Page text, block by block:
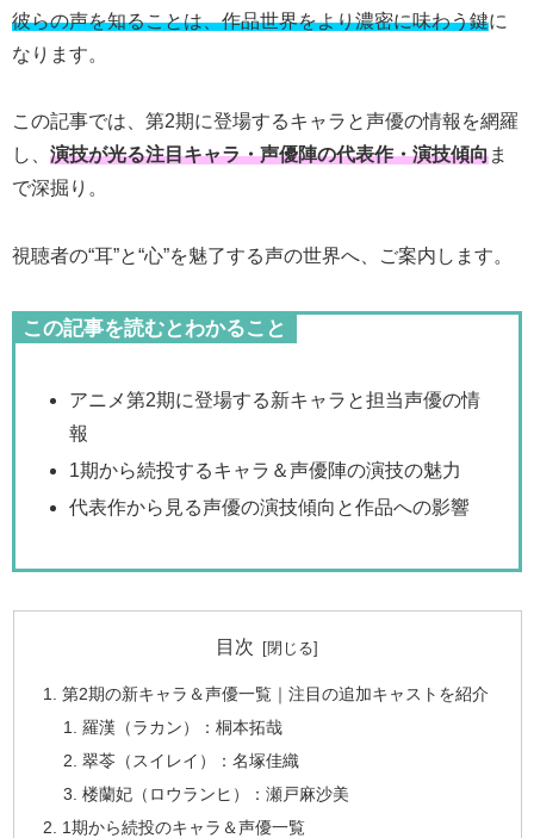
彼らの声を知ることは、作品世界をより濃密に味わう鍵に
なります。
この記事では、第2期に登場するキャラと声優の情報を網羅
し、 演技が光る注目キャラ・声優陣の代表作・演技傾向ま
で深掘り。
視聴者の“耳”と“心”を魅了する声の世界へ、ご案内します。
この記事を読むとわかること
アニメ第2期に登場する新キャラと担当声優の情
報
1期から続投するキャラ＆声優陣の演技の魅力
代表作から見る声優の演技傾向と作品への影響
目次
第2期の新キャラ＆声優一覧｜注目の追加キャストを紹介
羅漢（ラカン）：桐本拓哉
翠苓（スイレイ）：名塚佳織
楼蘭妃（ロウランヒ）：瀬戸麻沙美
1期から続投のキャラ＆声優一覧